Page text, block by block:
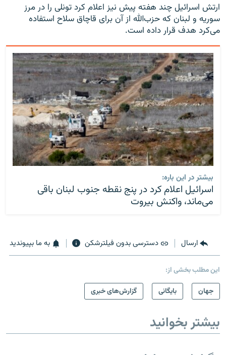
ارتش اسرائیل چند هفته پیش نیز اعلام کرد تونلی را در مرز
سوریه و لبنان که حزب‌الله از آن برای قاچاق سلاح استفاده
می‌کرد هدف قرار داده است.
بیشتر در این باره:
اسرائیل اعلام کرد در پنج نقطه جنوب لبنان باقی
می‌ماند، واکنش بیروت
ارسال دسترسی بدون فیلترشکن به ما بپیوندید
این مطلب بخشی از:
جهان
بایگانی گزارش‌های خبری
بیشتر بخوانید